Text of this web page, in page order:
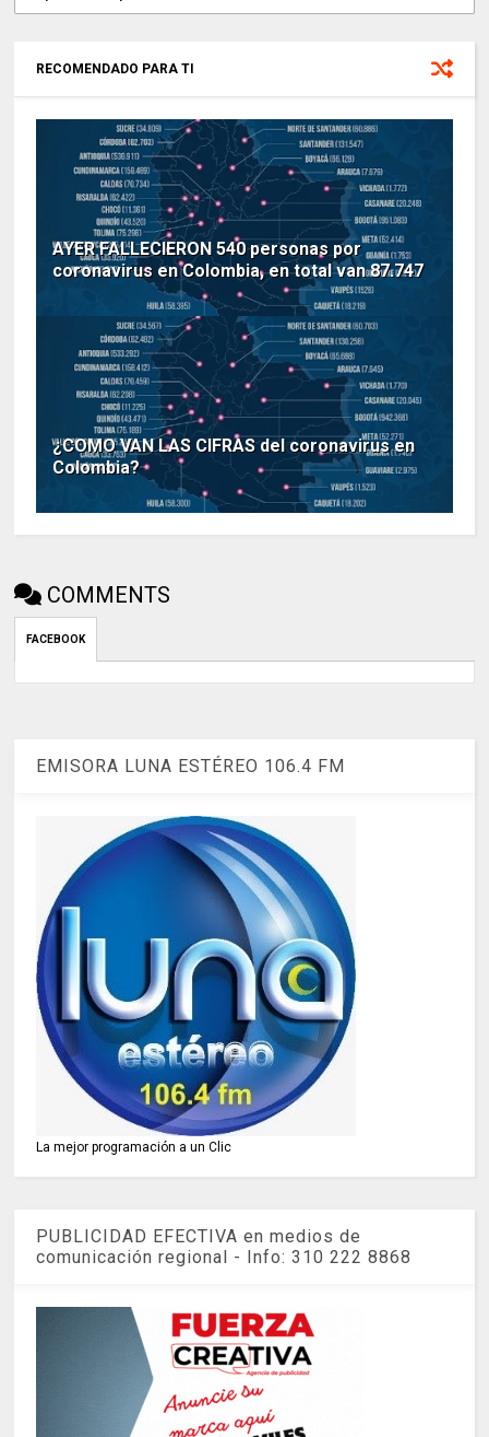
RECOMENDADO PARA TI
AYER FALLECIERON 540 personas por
coronavirus en Colombia, en total van 87.747
¿COMO VAN LAS CIFRAS del coronavirus en
Colombia?
COMMENTS
FACEBOOK
EMISORA LUNA ESTÉREO 106.4 FM
La mejor programación a un Clic
PUBLICIDAD EFECTIVA en medios de
comunicación regional - Info: 310 222 8868